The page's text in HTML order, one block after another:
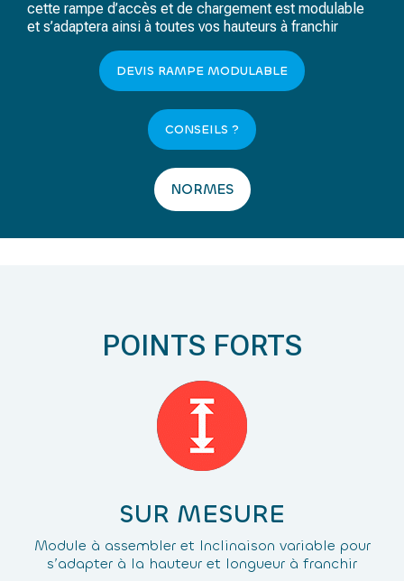
cette rampe d’accès et de chargement est modulable
et s’adaptera ainsi à toutes vos hauteurs à franchir
DEVIS RAMPE MODULABLE
CONSEILS ?
NORMES
POINTS FORTS
SUR MESURE
Module à assembler et Inclinaison variable pour
s’adapter à la hauteur et longueur à franchir